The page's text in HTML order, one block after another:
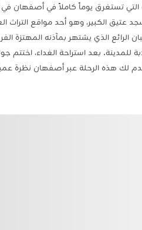
تستغرق يوماً كاملاً في أصفهان في
عتيق الكبير، وهو أحد مواقع
الرائع الذي يشتهر بمآذنه المهتزة
للمدينة. بعد استراحة الغداء،
لك هذه الرحلة عبر أصفهان نظرة